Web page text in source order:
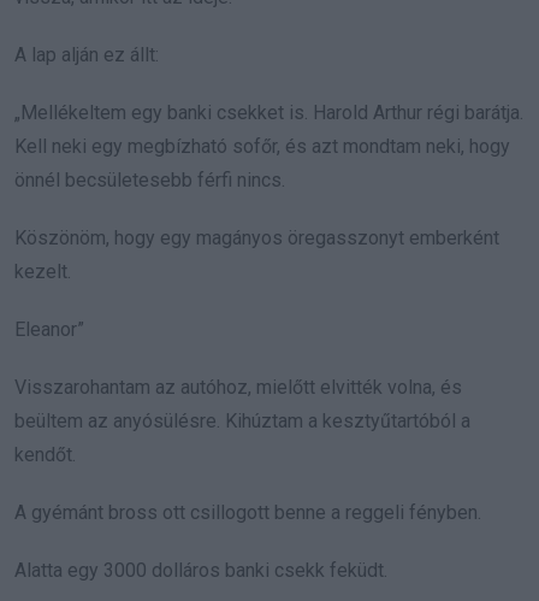
A lap alján ez állt:
„Mellékeltem egy banki csekket is. Harold Arthur régi barátja.
Kell neki egy megbízható sofőr, és azt mondtam neki, hogy
önnél becsületesebb férfi nincs.
Köszönöm, hogy egy magányos öregasszonyt emberként
kezelt.
Eleanor”
Visszarohantam az autóhoz, mielőtt elvitték volna, és
beültem az anyósülésre. Kihúztam a kesztyűtartóból a
kendőt.
A gyémánt bross ott csillogott benne a reggeli fényben.
Alatta egy 3000 dolláros banki csekk feküdt.